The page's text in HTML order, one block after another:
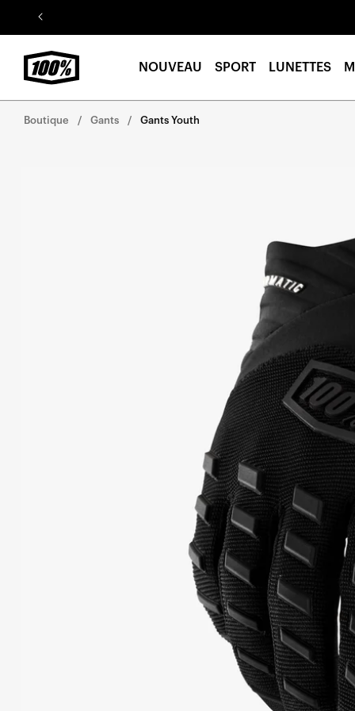
Aller au
contenu
NOUVEAU SPORT LUNETTES
Boutique Gants Gants Youth